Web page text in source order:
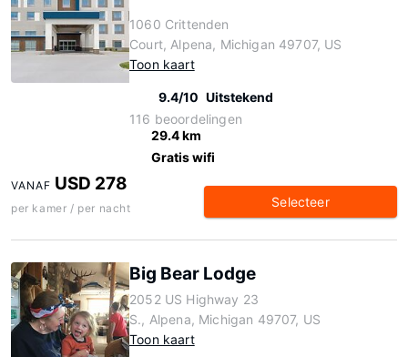
1060 Crittenden
Court, Alpena, Michigan 49707, US
Toon kaart
9.4/10 Uitstekend
116 beoordelingen
29.4 km
Gratis wifi
VANAF USD 278
per kamer / per nacht Selecteer
Big Bear Lodge
2052 US Highway 23
S., Alpena, Michigan 49707, US
Toon kaart